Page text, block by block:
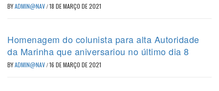
BYADMIN@NAV/18 DE MARÇO DE 2021
Homenagem do colunista para alta Autoridade
da Marinha que aniversariou no último dia 8
BYADMIN@NAV/16 DE MARÇO DE 2021